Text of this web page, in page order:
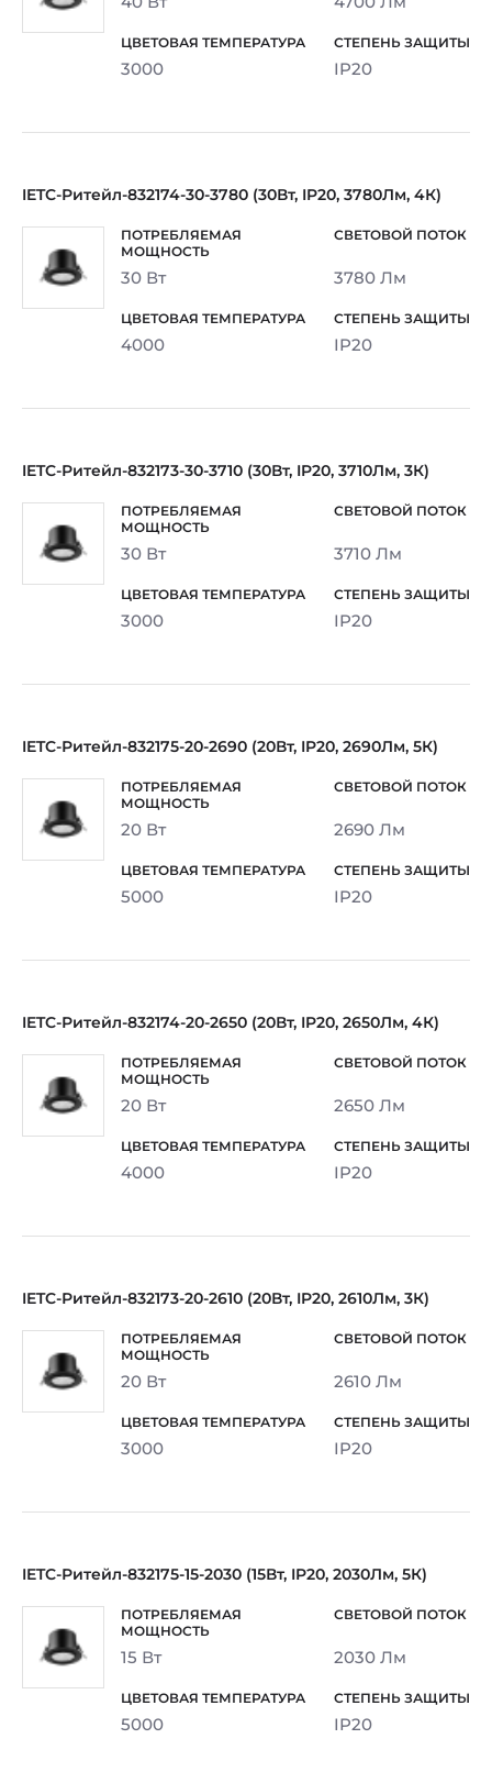
3000 IP20
IETC-Ритейл-832174-30-3780 (30Вт, IP20, 3780Лм, 4К)
30 Вт 3780 Лм
4000 IP20
IETC-Ритейл-832173-30-3710 (30Вт, IP20, 3710Лм, 3К)
30 Вт 3710 Лм
3000 IP20
IETC-Ритейл-832175-20-2690 (20Вт, IP20, 2690Лм, 5К)
20 Вт 2690 Лм
5000 IP20
IETC-Ритейл-832174-20-2650 (20Вт, IP20, 2650Лм, 4К)
20 Вт 2650 Лм
4000 IP20
IETC-Ритейл-832173-20-2610 (20Вт, IP20, 2610Лм, 3К)
20 Вт 2610 Лм
3000 IP20
IETC-Ритейл-832175-15-2030 (15Вт, IP20, 2030Лм, 5К)
15 Вт 2030 Лм
5000 IP20